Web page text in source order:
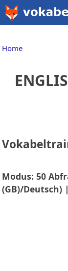
Home
Modus: 50
(GB)/Deutsch)